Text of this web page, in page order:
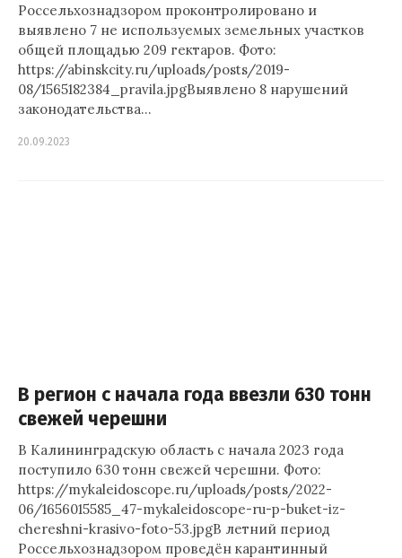
Россельхознадзором проконтролировано и
выявлено 7 не используемых земельных участков
общей площадью 209 гектаров. Фото:
https://abinskcity.ru/uploads/posts/2019-
08/1565182384_pravila.jpgВыявлено 8 нарушений
законодательства…
20.09.2023
В регион с начала года ввезли 630 тонн
свежей черешни
В Калининградскую область с начала 2023 года
поступило 630 тонн свежей черешни. Фото:
https://mykaleidoscope.ru/uploads/posts/2022-
06/1656015585_47-mykaleidoscope-ru-p-buket-iz-
chereshni-krasivo-foto-53.jpgВ летний период
Россельхознадзором проведён карантинный